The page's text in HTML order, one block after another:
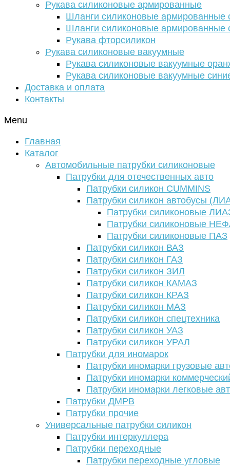
Рукава силиконовые армированные
Шланги силиконовые армированные
Шланги силиконовые армированные
Рукава фторсиликон
Рукава силиконовые вакуумные
Рукава силиконовые вакуумные
Рукава силиконовые вакуумные
Доставка и оплата
Контакты
Menu
Главная
Каталог
Автомобильные патрубки силиконовые
Патрубки для отечественных авто
Патрубки силикон CUMMINS
Патрубки силикон автобусы
Патрубки силиконовые
Патрубки силиконовые
Патрубки силиконовые ПАЗ
Патрубки силикон ВАЗ
Патрубки силикон ГАЗ
Патрубки силикон ЗИЛ
Патрубки силикон КАМАЗ
Патрубки силикон КРАЗ
Патрубки силикон МАЗ
Патрубки силикон спецтехника
Патрубки силикон УАЗ
Патрубки силикон УРАЛ
Патрубки для иномарок
Патрубки иномарки грузовые
Патрубки иномарки
Патрубки иномарки легковые
Патрубки ДМРВ
Патрубки прочие
Универсальные патрубки силикон
Патрубки интеркуллера
Патрубки переходные
Патрубки переходные угловые